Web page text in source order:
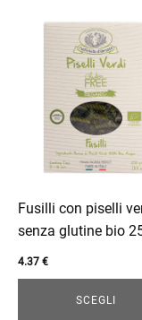
Fusilli con piselli
senza glutine bio
4.37 €
SCEGLI
Questo
varianti.
opzioni
essere
scelte
nella
pagina